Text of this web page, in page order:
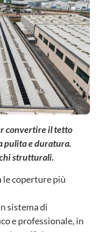
convertire il tetto
pulita e duratura.
strutturali.
le coperture più
sistema di
e professionale, in